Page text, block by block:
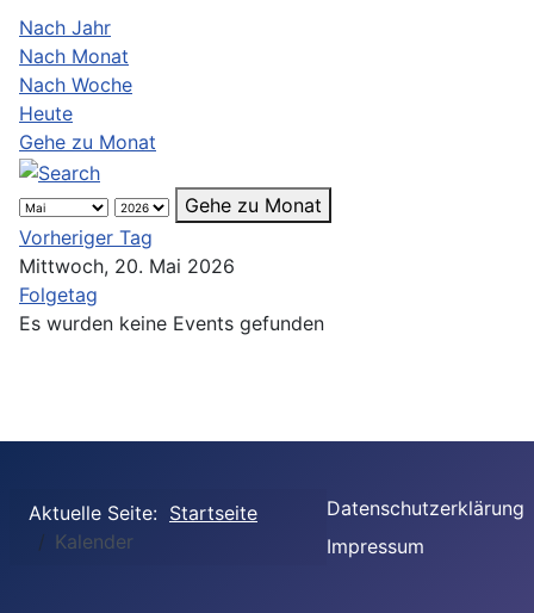
Nach Jahr
Nach Monat
Nach Woche
Heute
Gehe zu Monat
Gehe zu Monat
Vorheriger Tag
Mittwoch, 20. Mai 2026
Folgetag
Es wurden keine Events gefunden
Aktuelle Seite: Startseite
Kalender
Datenschutzerklärung
Impressum